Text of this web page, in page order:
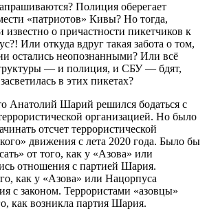
Полиция оберегает
«патриотов» Кивы? Но тогда,
известно о причастности пикетчиков к
Или откуда вдруг такая забота о том,
остались неопознанными? Или всё
— и полиция, и СБУ — бдят,
в этих пикетах?
Анатолий Шарий решился бодаться с
организацией. Но было
отсчет террористической
движения с лета 2020 года. Было бы
от того, как у «Азова» или
отношения с партией Шария.
как у «Азова» или Нацорпуса
с законом. Террористами «азовцы»
как возникла партия Шария.